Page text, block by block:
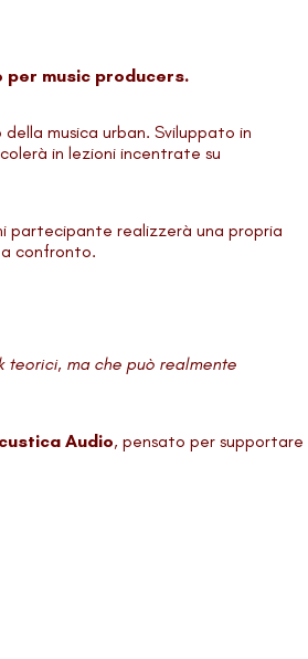
per music producers.
musica urban. Sviluppato in
in lezioni incentrate su
partecipante realizzerà una propria
confronto.
teorici, ma che può realmente
Audio, pensato per supportare